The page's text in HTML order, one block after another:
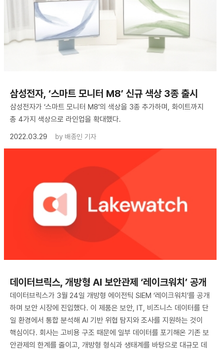
삼성전자, ‘스마트 모니터 M8’ 신규 색상 3종 출시
삼성전자가 ‘스마트 모니터 M8’의 색상을 3종 추가하며, 화이트까지
총 4가지 색상으로 라인업을 확대했다.
2022.03.29
by 배종인 기자
데이터브릭스, 개방형 AI 보안관제 ‘레이크워치’ 공개
데이터브릭스가 3월 24일 개방형 에이전틱 SIEM ‘레이크워치’를 공개
하며 보안 시장에 진입했다. 이 제품은 보안, IT, 비즈니스 데이터를 단
일 환경에서 통합 분석해 AI 기반 위협 탐지와 조사를 지원하는 것이
핵심이다. 회사는 고비용 구조 때문에 일부 데이터를 포기해온 기존 보
안관제의 한계를 줄이고, 개방형 형식과 생태계를 바탕으로 대규모 데